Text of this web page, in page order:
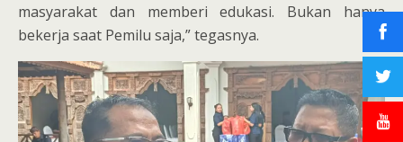
masyarakat dan memberi edukasi. Bukan hanya
bekerja saat Pemilu saja,” tegasnya.